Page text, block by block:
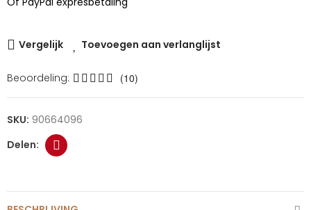
Vergelijk Toevoegen aan verlanglijst
Beoordeling: (10)
SKU: 90664096